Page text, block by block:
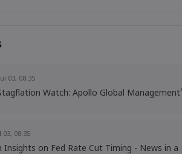
03, 08:35
Watch: Apollo Global
03, 08:35
Insights on Fed Rate Cut Timing - News in a